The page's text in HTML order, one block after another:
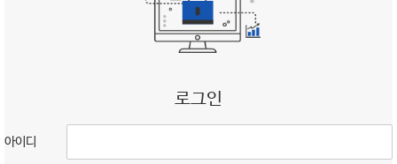
로그인
아이디